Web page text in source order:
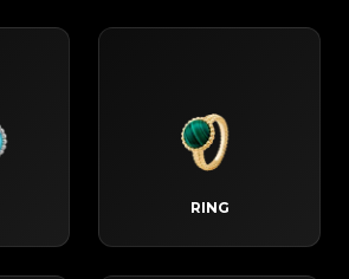
RING